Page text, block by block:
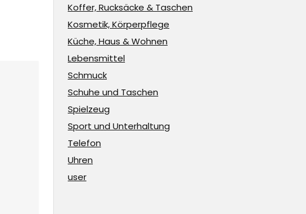
Koffer, Rucksäcke & Taschen
Kosmetik, Körperpflege
Küche, Haus & Wohnen
Lebensmittel
Schmuck
Schuhe und Taschen
Spielzeug
Sport und Unterhaltung
Telefon
Uhren
user